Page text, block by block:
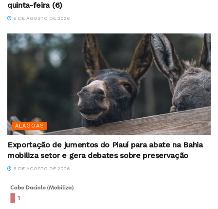
quinta-feira (6)
6 DE AGOSTO DE 2026
ALAGOAS
Exportação de jumentos do Piauí para abate na Bahia
mobiliza setor e gera debates sobre preservação
6 DE AGOSTO DE 2026